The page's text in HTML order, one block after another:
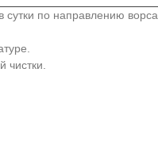
по направлению ворса.